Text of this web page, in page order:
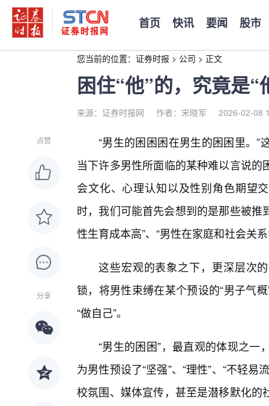
首页 快讯 要闻 股市
您当前的位置： 证券时报 > 公司 > 正文
困住“他”的，究竟是“
来源：证券时报网 作者：宋晓军 2026-02-08
点赞
分享
“男生的困困困在男生的困困里。
当下许多男性所面临的某种难以言说
会文化、心理认知以及性别角色期望
时，我们可能首先会想到的是那些被推
性生育成本高”、“男性在家庭和社会关
这些宏观的表象之下，更深层次
锁，将男性束缚在某个预设的“男子气
“做自己”。
“男生的困困”，最直观的体现之
为男性预设了“坚强”、“理性”、“不轻
校氛围、媒体宣传，甚至是潜移默化